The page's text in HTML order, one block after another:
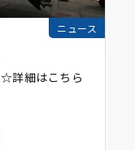
ニュース